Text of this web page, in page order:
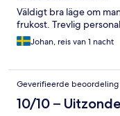
Väldigt bra läge om
frukost. Trevlig personal
Johan, reis van 1 nacht
Geverifieerde beoordeling
10/10 –